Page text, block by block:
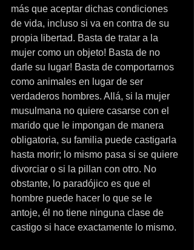
más que aceptar dichas condiciones
de vida, incluso si va en contra de su
propia libertad. Basta de tratar a la
mujer como un objeto! Basta de no
darle su lugar! Basta de comportarnos
como animales en lugar de ser
verdaderos hombres. Allá, si la mujer
musulmana no quiere casarse con el
marido que le impongan de manera
obligatoria, su familia puede castigarla
hasta morir; lo mismo pasa si se quiere
divorciar o si la pillan con otro. No
obstante, lo paradójico es que el
hombre puede hacer lo que se le
antoje, él no tiene ninguna clase de
castigo si hace exactamente lo mismo.